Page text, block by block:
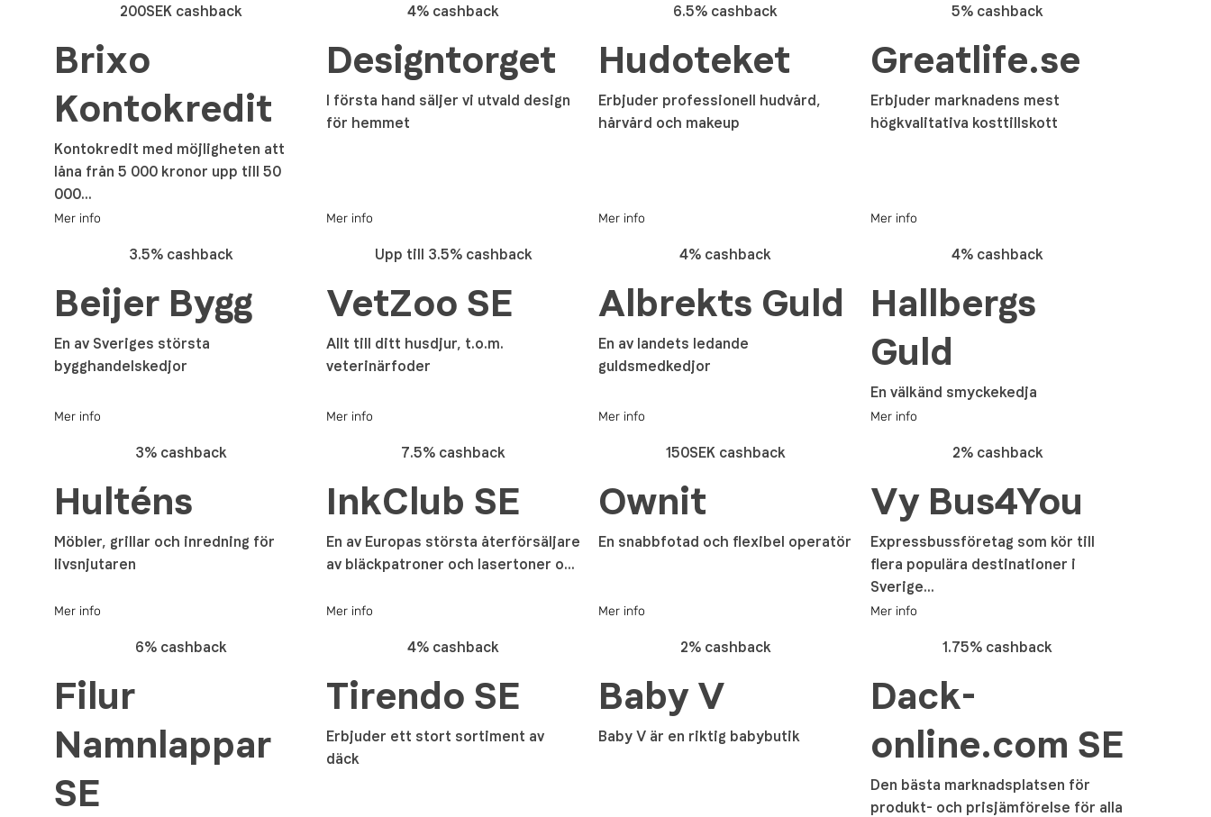
200SEK cashback
Brixo
Kontokredit
Kontokredit med möjligheten att
låna från 5 000 kronor upp till 50
000...
Mer info
4% cashback
Designtorget
I första hand säljer vi utvald design
för hemmet
Mer info
6.5% cashback
Hudoteket
Erbjuder professionell hudvård,
hårvård och makeup
Mer info
5% cashback
Greatlife.se
Erbjuder marknadens mest
högkvalitativa kosttillskott
Mer info
3.5% cashback
Beijer Bygg
En av Sveriges största
bygghandelskedjor
Mer info
Upp till 3.5% cashback
VetZoo SE
Allt till ditt husdjur, t.o.m.
veterinärfoder
Mer info
4% cashback
Albrekts Guld
En av landets ledande
guldsmedkedjor
Mer info
4% cashback
Hallbergs
Guld
En välkänd smyckekedja
Mer info
3% cashback
Hulténs
Möbler, grillar och inredning för
livsnjutaren
Mer info
7.5% cashback
InkClub SE
En av Europas största återförsäljare
av bläckpatroner och lasertoner o...
Mer info
150SEK cashback
Ownit
En snabbfotad och flexibel operatör
Mer info
2% cashback
Vy Bus4You
Expressbussföretag som kör till
flera populära destinationer i
Sverige...
Mer info
6% cashback
Filur
Namnlappar
SE
4% cashback
Tirendo SE
Erbjuder ett stort sortiment av
däck
2% cashback
Baby V
Baby V är en riktig babybutik
1.75% cashback
Dack-
online.com SE
Den bästa marknadsplatsen för
produkt- och prisjämförelse för alla